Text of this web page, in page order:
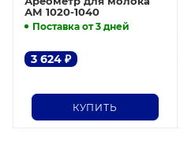
АМ 1020-1040
Поставка от 3 дней
3 624 ₽
КУПИТЬ